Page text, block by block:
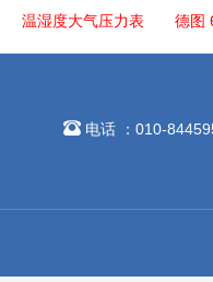
温湿度大气压力表 德图
电话 ：010-